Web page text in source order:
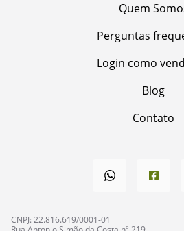
Quem
Perguntas
Login como
Blog
Contato
CNPJ: 22.816.619/0001-01